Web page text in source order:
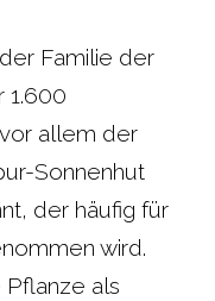
Familie der
1.600
allem der
Sonnenhut
der häufig für
wird.
als